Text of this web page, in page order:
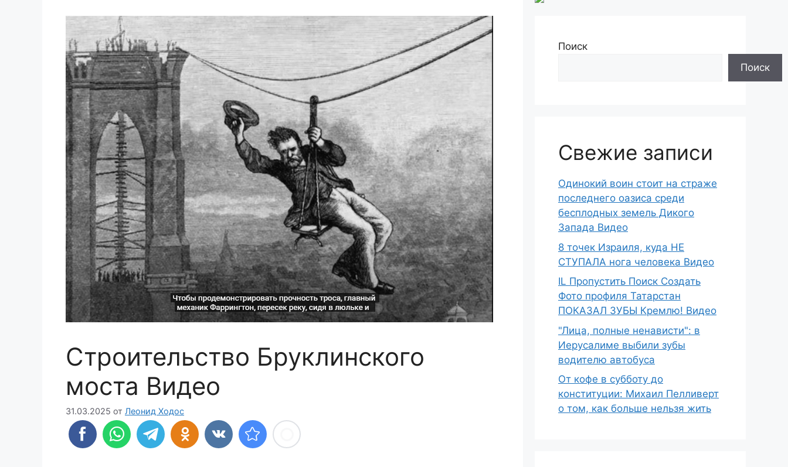
Строительство Бруклинского
моста Видео
31.03.2025 от Леонид Ходос
Поиск
Поиск
Свежие записи
Одинокий воин стоит на страже
последнего оазиса среди
бесплодных земель Дикого
Запада Видео
8 точек Израиля, куда НЕ
СТУПАЛА нога человека Видео
IL Пропустить Поиск Создать
Фото профиля Татарстан
ПОКАЗАЛ ЗУБЫ Кремлю! Видео
"Лица, полные ненависти": в
Иерусалиме выбили зубы
водителю автобуса
От кофе в субботу до
конституции: Михаил Пелливерт
о том, как больше нельзя жить